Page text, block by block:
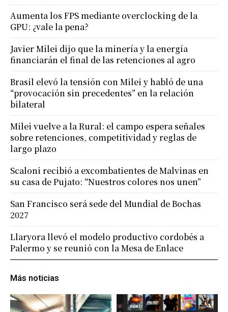
Más noticias
Aumenta los FPS mediante overclocking de la
GPU: ¿vale la pena?
Javier Milei dijo que la minería y la energía
financiarán el final de las retenciones al agro
Brasil elevó la tensión con Milei y habló de una
“provocación sin precedentes” en la relación
bilateral
Milei vuelve a la Rural: el campo espera señales
sobre retenciones, competitividad y reglas de
largo plazo
Scaloni recibió a excombatientes de Malvinas en
su casa de Pujato: “Nuestros colores nos unen”
San Francisco será sede del Mundial de Bochas
2027
Llaryora llevó el modelo productivo cordobés a
Palermo y se reunió con la Mesa de Enlace